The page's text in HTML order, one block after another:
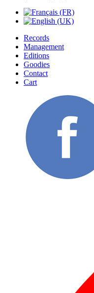
Records
Management
Editions
Goodies
Contact
Cart